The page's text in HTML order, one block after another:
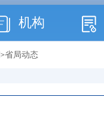
机构
>省局动态